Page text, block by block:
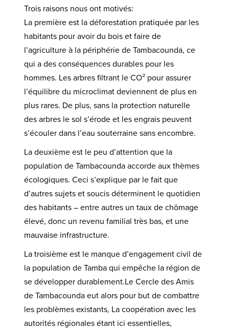
Trois raisons nous ont motivés:
La première est la déforestation pratiquée par les
habitants pour avoir du bois et faire de
l’agriculture à la périphérie de Tambacounda, ce
qui a des conséquences durables pour les
hommes. Les arbres filtrant le CO² pour assurer
l’équilibre du microclimat deviennent de plus en
plus rares. De plus, sans la protection naturelle
des arbres le sol s’érode et les engrais peuvent
s’écouler dans l’eau souterraine sans encombre.
La deuxième est le peu d’attention que la
population de Tambacounda accorde aux thèmes
écologiques. Ceci s’explique par le fait que
d’autres sujets et soucis déterminent le quotidien
des habitants – entre autres un taux de chômage
élevé, donc un revenu familial très bas, et une
mauvaise infrastructure.
La troisième est le manque d’engagement civil de
la population de Tamba qui empêche la région de
se développer durablement.Le Cercle des Amis
de Tambacounda eut alors pour but de combattre
les problèmes existants, La coopération avec les
autorités régionales étant ici essentielles,